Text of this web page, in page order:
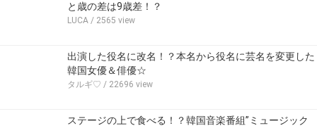
と歳の差は9歳差！？
LUCA / 2565 view
出演した役名に改名！？本名から役名に芸名を変更した
韓国女優＆俳優☆
タルギ♡ / 22696 view
ステージの上で食べる！？韓国音楽番組”ミュージック